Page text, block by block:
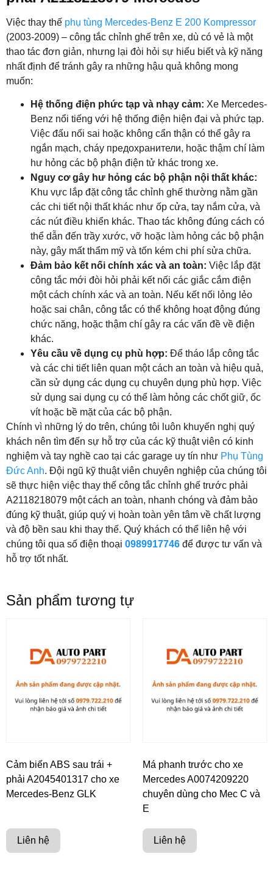
Việc thay thế phụ tùng Mercedes-Benz E 200 Kompressor
(2003-2009) – công tắc chỉnh ghế trên xe, dù có vẻ là một
thao tác đơn giản, nhưng lại đòi hỏi sự hiểu biết và kỹ năng
nhất định để tránh gây ra những hậu quả không mong
muốn:
Hệ thống điện phức tạp và nhạy cảm: Xe Mercedes-
Benz nổi tiếng với hệ thống điện hiện đại và phức tạp.
Việc đấu nối sai hoặc không cẩn thận có thể gây ra
ngắn mạch, cháy предохранители, hoặc thậm chí làm
hư hỏng các bộ phận điện tử khác trong xe.
Nguy cơ gây hư hỏng các bộ phận nội thất khác:
Khu vực lắp đặt công tắc chỉnh ghế thường nằm gần
các chi tiết nội thất khác như ốp cửa, tay nắm cửa, và
các nút điều khiển khác. Thao tác không đúng cách có
thể dẫn đến trầy xước, vỡ hoặc làm hỏng các bộ phận
này, gây mất thẩm mỹ và tốn kém chi phí sửa chữa.
Đảm bảo kết nối chính xác và an toàn: Việc lắp đặt
công tắc mới đòi hỏi phải kết nối các giắc cắm điện
một cách chính xác và an toàn. Nếu kết nối lỏng lẻo
hoặc sai chân, công tắc có thể không hoạt động đúng
chức năng, hoặc thậm chí gây ra các vấn đề về điện
khác.
Yêu cầu về dụng cụ phù hợp: Để tháo lắp công tắc
và các chi tiết liên quan một cách an toàn và hiệu quả,
cần sử dụng các dụng cụ chuyên dụng phù hợp. Việc
sử dụng sai dụng cụ có thể làm hỏng các chốt giữ, ốc
vít hoặc bề mặt của các bộ phận.
Chính vì những lý do trên, chúng tôi luôn khuyến nghị quý
khách nên tìm đến sự hỗ trợ của các kỹ thuật viên có kinh
nghiệm và tay nghề cao tại các garage uy tín như Phụ Tùng
Đức Anh. Đội ngũ kỹ thuật viên chuyên nghiệp của chúng tôi
sẽ thực hiện việc thay thế công tắc chỉnh ghế trước phải
A2118218079 một cách an toàn, nhanh chóng và đảm bảo
đúng kỹ thuật, giúp quý vị hoàn toàn yên tâm về chất lượng
và độ bền sau khi thay thế. Quý khách có thể liên hệ với
chúng tôi qua số điện thoại 0989917746 để được tư vấn và
hỗ trợ tốt nhất.
Sản phẩm tương tự
Cảm biến ABS sau trái +
phải A2045401317 cho xe
Mercedes-Benz GLK
Liên hệ
Má phanh trước cho xe
Mercedes A0074209220
chuyên dùng cho Mec C và
E
Liên hệ